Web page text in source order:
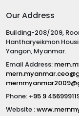
Our Address
Building-208/209,
Hantharyeikmon
Yangon, Myanmar.
Email Address:
Phone: +95 9
Website :